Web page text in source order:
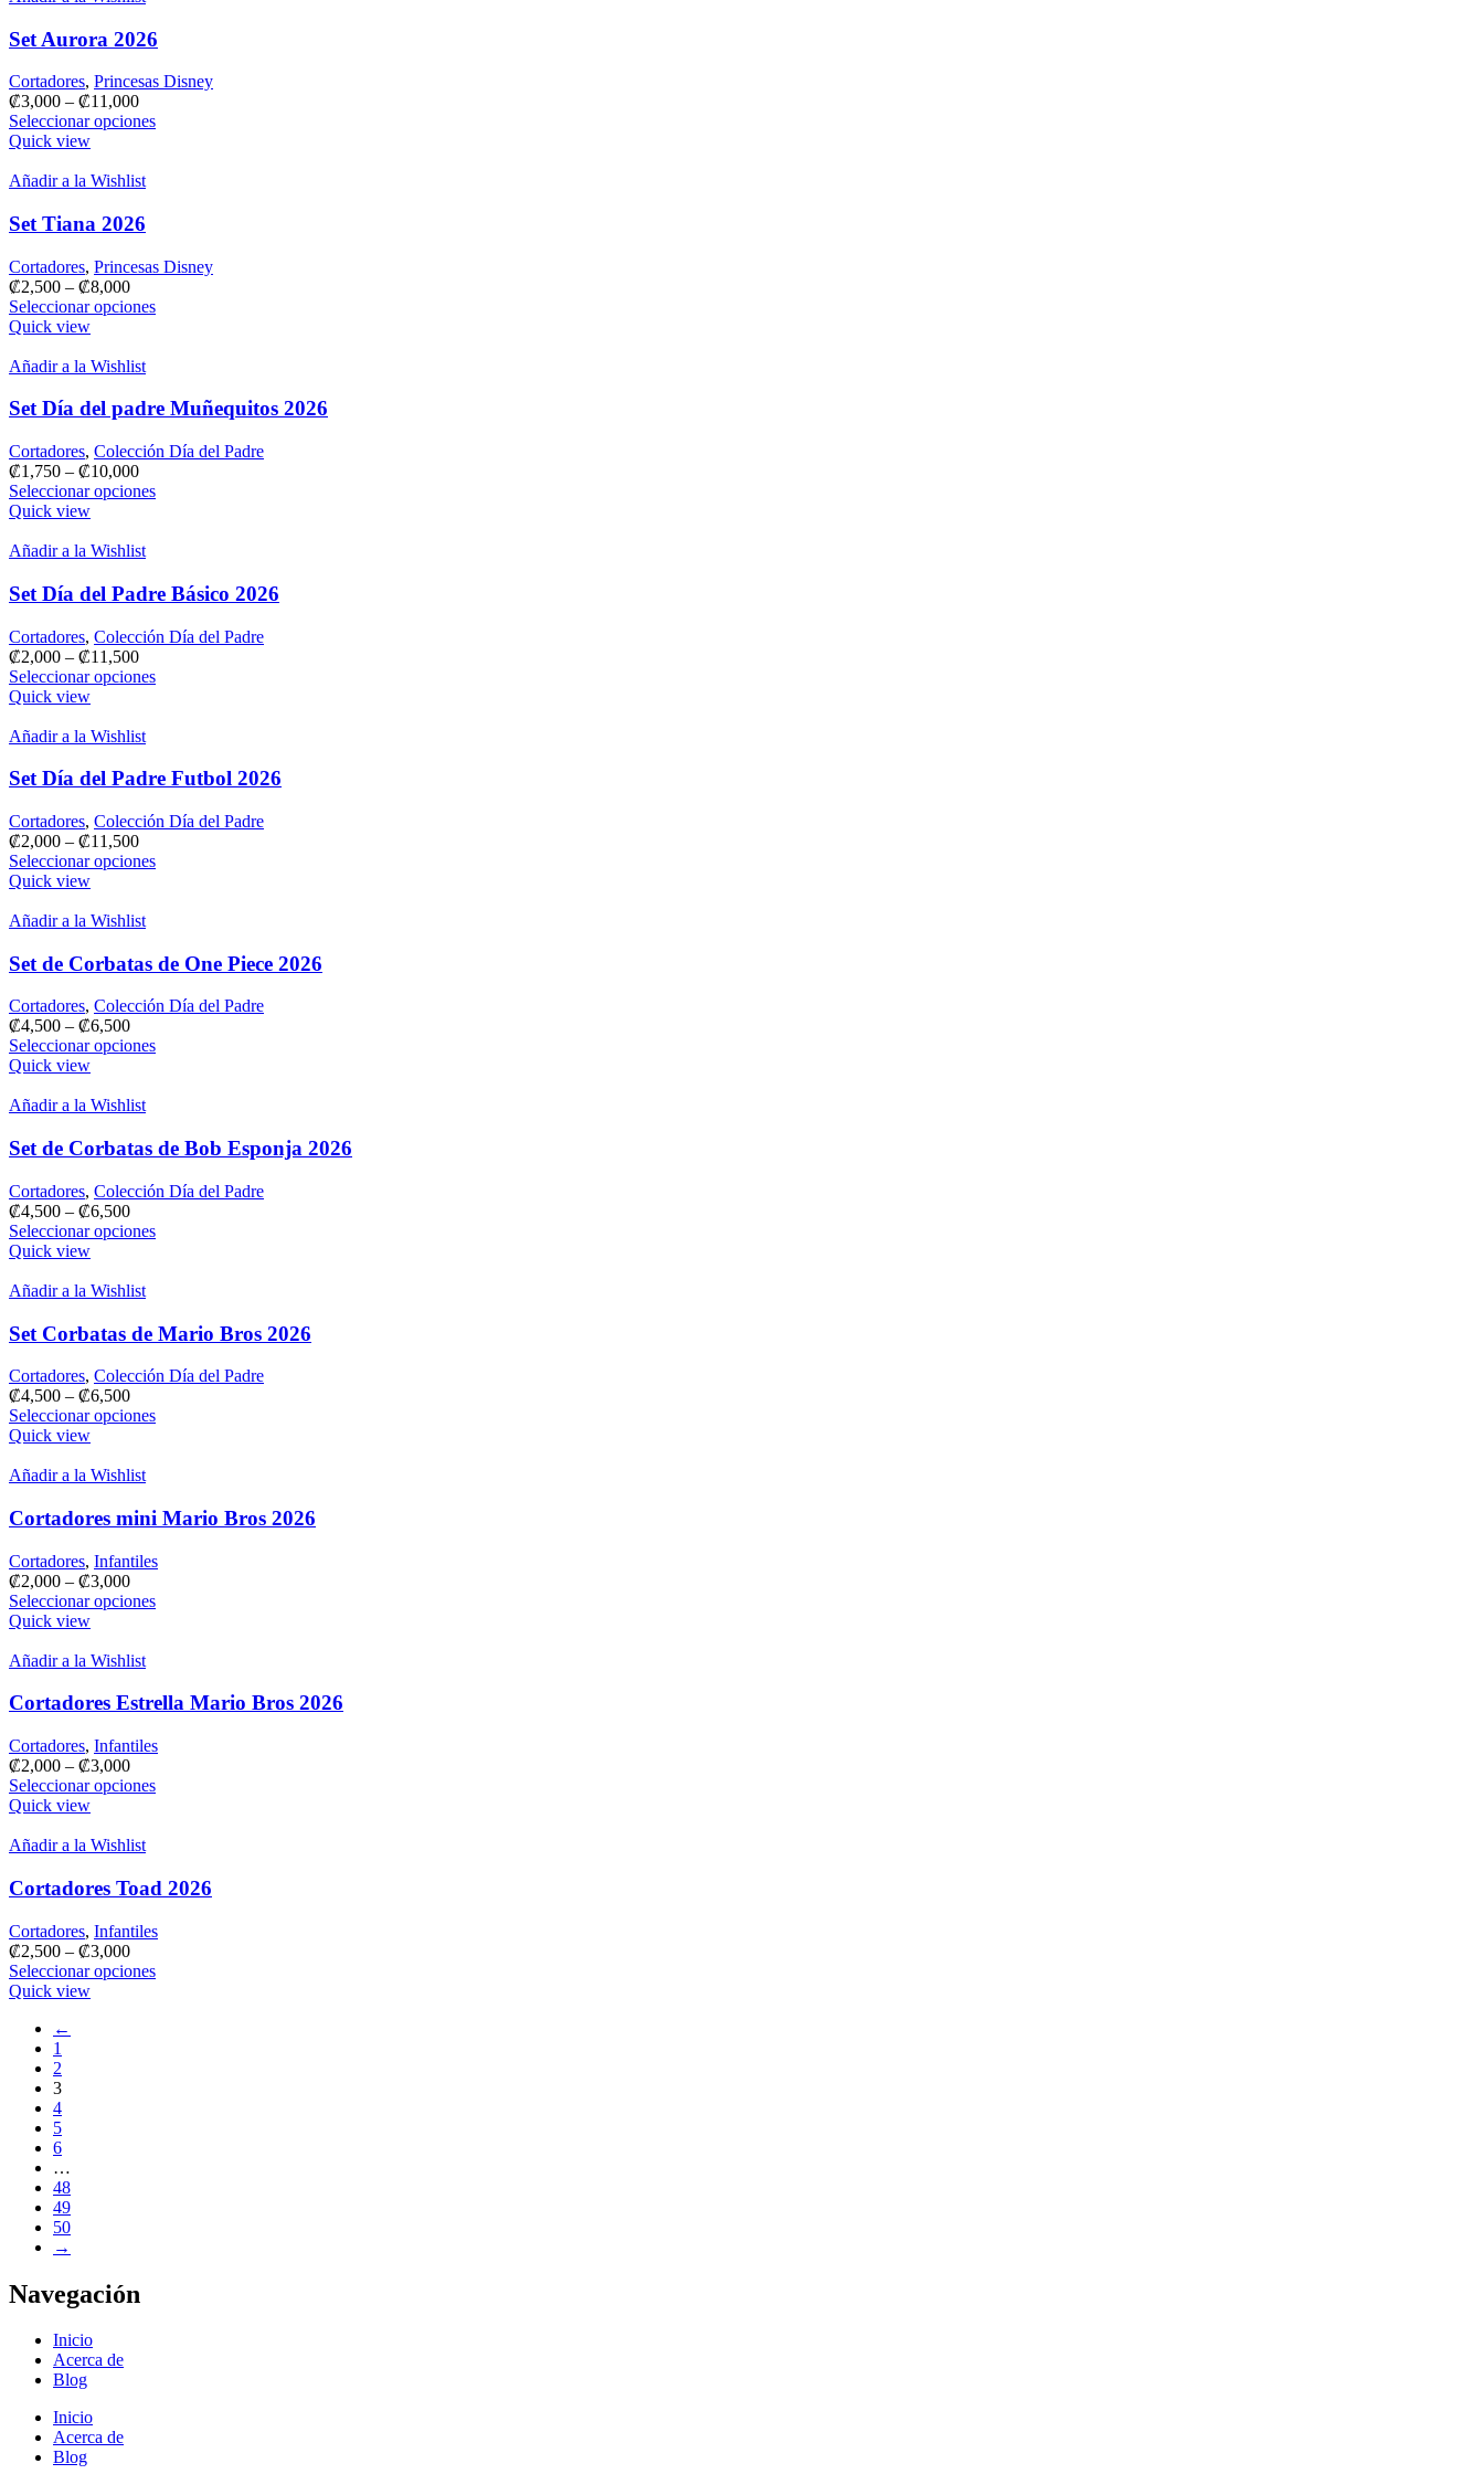
Set Aurora 2026
Cortadores, Princesas Disney
₡3,000 – ₡11,000
Seleccionar opciones
Quick view
Añadir a la Wishlist
Set Tiana 2026
Cortadores, Princesas Disney
₡2,500 – ₡8,000
Seleccionar opciones
Quick view
Añadir a la Wishlist
Set Día del padre Muñequitos 2026
Cortadores, Colección Día del Padre
₡1,750 – ₡10,000
Seleccionar opciones
Quick view
Añadir a la Wishlist
Set Día del Padre Básico 2026
Cortadores, Colección Día del Padre
₡2,000 – ₡11,500
Seleccionar opciones
Quick view
Añadir a la Wishlist
Set Día del Padre Futbol 2026
Cortadores, Colección Día del Padre
₡2,000 – ₡11,500
Seleccionar opciones
Quick view
Añadir a la Wishlist
Set de Corbatas de One Piece 2026
Cortadores, Colección Día del Padre
₡4,500 – ₡6,500
Seleccionar opciones
Quick view
Añadir a la Wishlist
Set de Corbatas de Bob Esponja 2026
Cortadores, Colección Día del Padre
₡4,500 – ₡6,500
Seleccionar opciones
Quick view
Añadir a la Wishlist
Set Corbatas de Mario Bros 2026
Cortadores, Colección Día del Padre
₡4,500 – ₡6,500
Seleccionar opciones
Quick view
Añadir a la Wishlist
Cortadores mini Mario Bros 2026
Cortadores, Infantiles
₡2,000 – ₡3,000
Seleccionar opciones
Quick view
Añadir a la Wishlist
Cortadores Estrella Mario Bros 2026
Cortadores, Infantiles
₡2,000 – ₡3,000
Seleccionar opciones
Quick view
Añadir a la Wishlist
Cortadores Toad 2026
Cortadores, Infantiles
₡2,500 – ₡3,000
Seleccionar opciones
Quick view
←
1
2
3
4
5
6
…
48
49
50
→
Navegación
Inicio
Acerca de
Blog
Inicio
Acerca de
Blog